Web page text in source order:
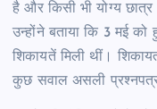
है और किसी भी योग्य छात्र
उन्होंने बताया कि 3 मई
शिकायतें मिली थीं।
कुछ सवाल असली